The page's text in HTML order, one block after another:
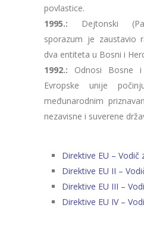
povlastice.
1995.: Dejtonski
sporazum je zaustavio
dva entiteta u Bosni i
1992.: Odnosi Bosne i
Evropske unije
međunarodnim
nezavisne i suverene
Direktive EU – Vodič
Direktive EU II –
Direktive EU III –
Direktive EU IV –